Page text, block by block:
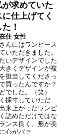
が求めていた
仕上げてく
！
住 女性
んにはワンピース
いただきました。
いデザインでした
きくデザインが複
担当してくださっ
買ったんですか？
でした。（笑）
採寸していただ
来上がったワンピ
詰めただけではな
ンス良く、形が美
心がパァ